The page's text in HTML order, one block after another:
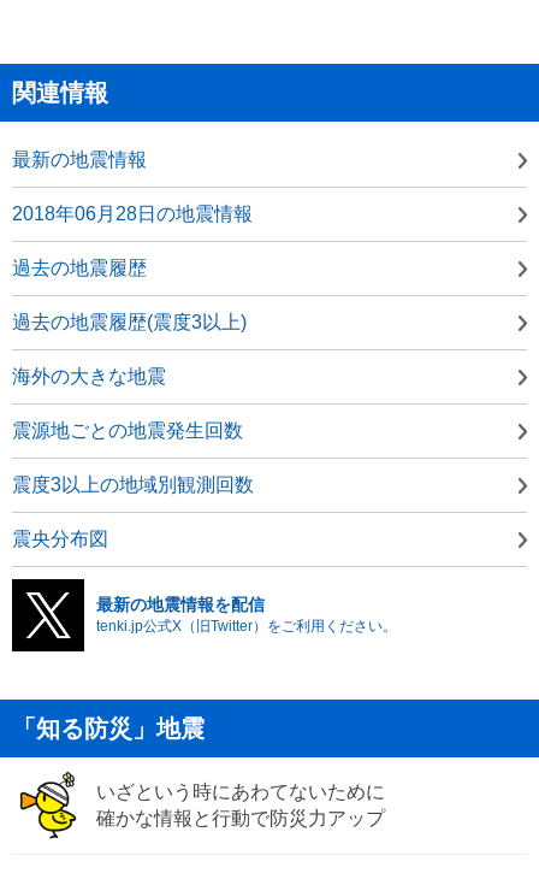
関連情報
最新の地震情報
2018年06月28日の地震情報
過去の地震履歴
過去の地震履歴(震度3以上)
海外の大きな地震
震源地ごとの地震発生回数
震度3以上の地域別観測回数
震央分布図
最新の地震情報を配信
tenki.jp公式X（旧Twitter）をご利用ください。
「知る防災」地震
いざという時にあわてないために
確かな情報と行動で防災力アップ